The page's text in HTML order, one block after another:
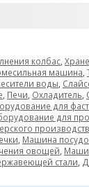
колбас
машина
воды
Печи Охладитель
для
для
Машина
овощей
стали